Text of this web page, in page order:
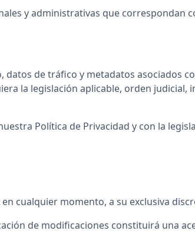
y administrativas que correspondan
de tráfico y metadatos asociados
la legislación aplicable, orden judicial,
Política de Privacidad y con la
cualquier momento, a su exclusiva
de modificaciones constituirá una